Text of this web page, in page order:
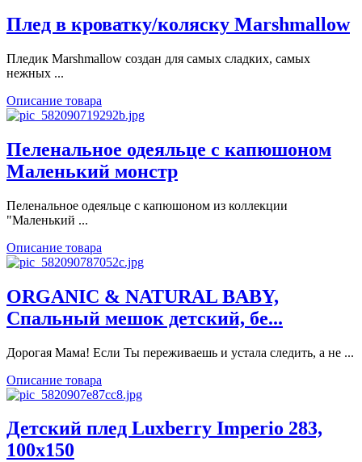
Плед в кроватку/коляску Marshmallow
Пледик Marshmallow создан для самых сладких, самых
нежных ...
Описание товара
Пеленальное одеяльце с капюшоном
Маленький монстр
Пеленальное одеяльце с капюшоном из коллекции
"Маленький ...
Описание товара
ORGANIC & NATURAL BABY,
Спальный мешок детский, бе...
Дорогая Мама! Если Ты переживаешь и устала следить, а не ...
Описание товара
Детский плед Luxberry Imperio 283,
100х150